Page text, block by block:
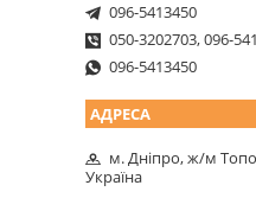
096-5413450
050-3202703, 096-
096-5413450
м. Дніпро, ж/м
Україна